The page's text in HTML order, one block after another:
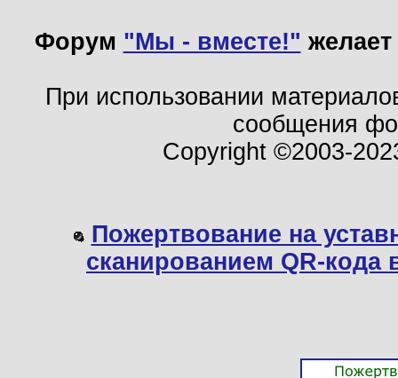
Форум "Мы - вместе!"
При использовании
сообщения
Copyright ©2003-
Пожертвование на
сканированием QR-